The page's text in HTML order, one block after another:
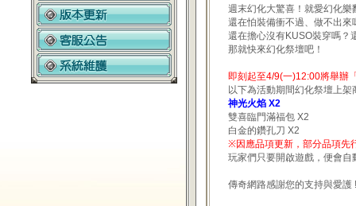
週末幻化大驚喜！就愛幻化樂
還在怕裝備衝不過、做不出
還在擔心沒有KUSO裝穿嗎？
那就快來幻化祭壇吧！
即刻起至4/9(一)12:00將舉辦
以下為活動期間幻化祭壇上架
神光火焰 X2
雙喜臨門滿福包 X2
白金的鑽孔刀 X2
※因應品項更新，部分品項先
玩家們只要開啟遊戲，便會自
傳奇網路感謝您的支持與愛護 !